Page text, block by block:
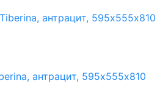
антрацит, 595х555х810